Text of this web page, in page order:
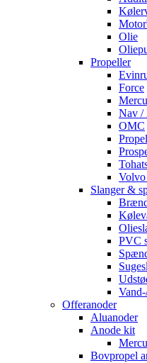
Olie
Propeller
Force
Nav /
OMC
Volvo
Slanger &
PVC
Offeranoder
Aluanoder
Anode kit
Bovpropel